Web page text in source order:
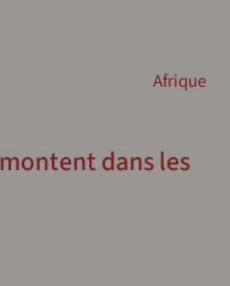
Afrique
dans les